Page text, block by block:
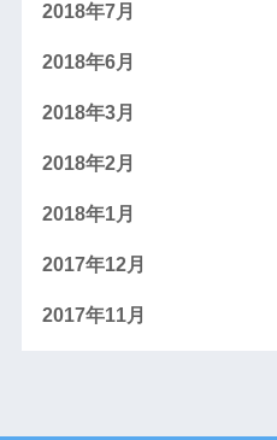
2018年7月
2018年6月
2018年3月
2018年2月
2018年1月
2017年12月
2017年11月